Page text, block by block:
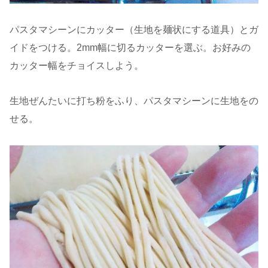
パスタマシーンにカッター（生地を麺状にする道具）とガ
イドをつける。2mm幅に切るカッターを選ぶ。お好みの
カッター幅をチョイスしよう。
生地ぜんたいに打ち粉をふり、パスタマシーンに生地をの
せる。